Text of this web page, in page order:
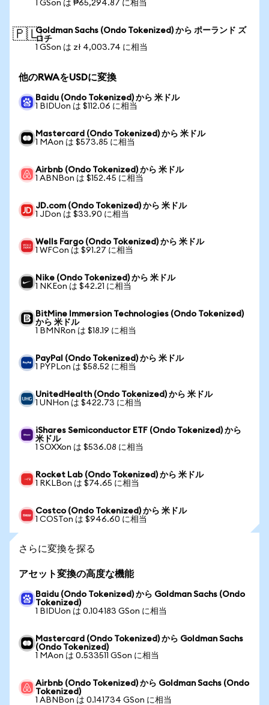
1 GSon は ₱65,294.87 に相当
🇵🇱Goldman Sachs (Ondo Tokenized) から ポーランド ズ
ロチ
1 GSon は zł 4,003.74 に相当
他のRWAをUSDに変換
Baidu (Ondo Tokenized) から 米ドル
1 BIDUon は $112.06 に相当
Mastercard (Ondo Tokenized) から 米ドル
1 MAon は $573.85 に相当
Airbnb (Ondo Tokenized) から 米ドル
1 ABNBon は $152.45 に相当
JD.com (Ondo Tokenized) から 米ドル
1 JDon は $33.90 に相当
Wells Fargo (Ondo Tokenized) から 米ドル
1 WFCon は $91.27 に相当
Nike (Ondo Tokenized) から 米ドル
1 NKEon は $42.21 に相当
BitMine Immersion Technologies (Ondo Tokenized)
から 米ドル
1 BMNRon は $18.19 に相当
PayPal (Ondo Tokenized) から 米ドル
1 PYPLon は $58.52 に相当
UnitedHealth (Ondo Tokenized) から 米ドル
1 UNHon は $422.73 に相当
iShares Semiconductor ETF (Ondo Tokenized) から
米ドル
1 SOXXon は $536.08 に相当
Rocket Lab (Ondo Tokenized) から 米ドル
1 RKLBon は $74.65 に相当
Costco (Ondo Tokenized) から 米ドル
1 COSTon は $946.60 に相当
さらに変換を探る
アセット変換の高度な機能
Baidu (Ondo Tokenized) から Goldman Sachs (Ondo
Tokenized)
1 BIDUon は 0.104183 GSon に相当
Mastercard (Ondo Tokenized) から Goldman Sachs
(Ondo Tokenized)
1 MAon は 0.533511 GSon に相当
Airbnb (Ondo Tokenized) から Goldman Sachs (Ondo
Tokenized)
1 ABNBon は 0.141734 GSon に相当